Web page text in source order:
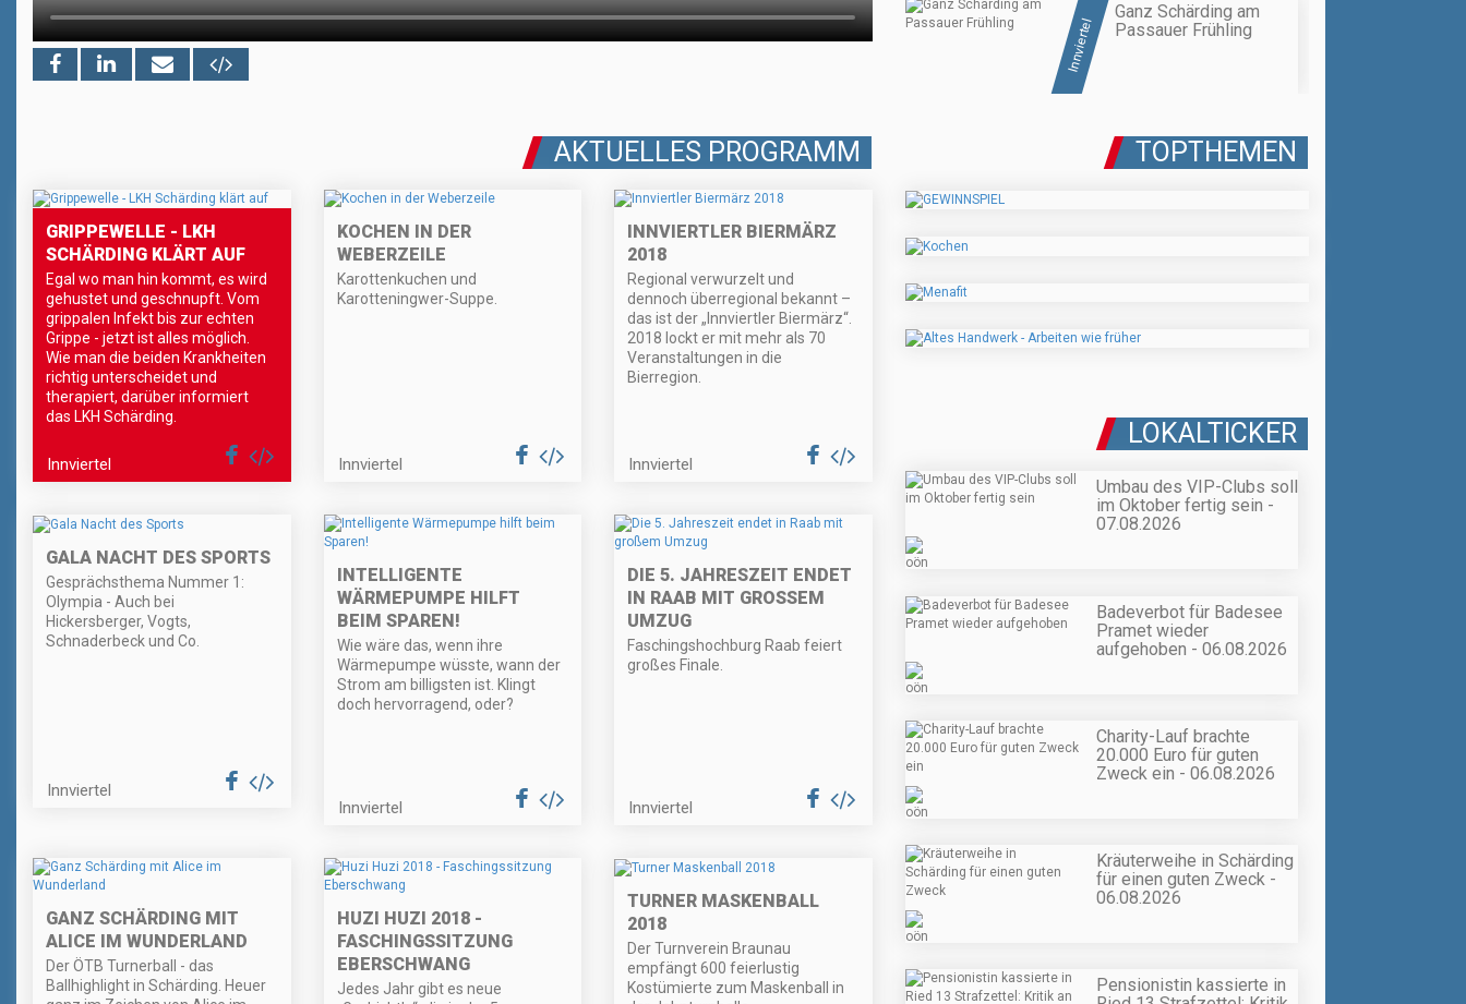
Innviertel
Ganz Schärding am
Passauer Frühling
AKTUELLES PROGRAMM
GRIPPEWELLE - LKH
SCHÄRDING KLÄRT AUF
Egal wo man hin kommt, es wird
gehustet und geschnupft. Vom
grippalen Infekt bis zur echten
Grippe - jetzt ist alles möglich.
Wie man die beiden Krankheiten
richtig unterscheidet und
therapiert, darüber informiert
das LKH Schärding.
Innviertel
KOCHEN IN DER
WEBERZEILE
Karottenkuchen und
Karotteningwer-Suppe.
Innviertel
INNVIERTLER BIERMÄRZ
2018
Regional verwurzelt und
dennoch überregional bekannt –
das ist der „Innviertler Biermärz“.
2018 lockt er mit mehr als 70
Veranstaltungen in die
Bierregion.
Innviertel
GALA NACHT DES SPORTS
Gesprächsthema Nummer 1:
Olympia - Auch bei
Hickersberger, Vogts,
Schnaderbeck und Co.
Innviertel
INTELLIGENTE
WÄRMEPUMPE HILFT
BEIM SPAREN!
Wie wäre das, wenn ihre
Wärmepumpe wüsste, wann der
Strom am billigsten ist. Klingt
doch hervorragend, oder?
Innviertel
DIE 5. JAHRESZEIT ENDET
IN RAAB MIT GROSSEM U
MZUG
Faschingshochburg Raab feiert
großes Finale.
Innviertel
GANZ SCHÄRDING MIT
ALICE IM WUNDERLAND
Der ÖTB Turnerball - das
Ballhighlight in Schärding. Heuer
HUZI HUZI 2018 -
FASCHINGSSITZUNG
EBERSCHWANG
Jedes Jahr gibt es neue
TURNER MASKENBALL
2018
Der Turnverein Braunau
empfängt 600 feierlustig
Kostümierte zum Maskenball in
TOPTHEMEN
LOKALTICKER
Umbau des VIP-Clubs soll
im Oktober fertig sein -
07.08.2026
Badeverbot für Badesee
Pramet wieder
aufgehoben - 06.08.2026
Charity-Lauf brachte
20.000 Euro für guten
Zweck ein - 06.08.2026
Kräuterweihe in Schärding
für einen guten Zweck -
06.08.2026
Pensionistin kassierte in